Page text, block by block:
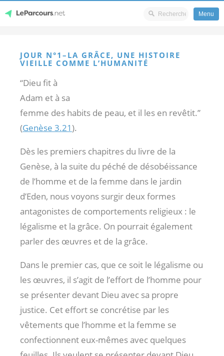
content
Menu
JOUR N°1–LA GRÂCE, UNE HISTOIRE
VIEILLE COMME L’HUMANITÉ
“Dieu fit à
Adam et à sa
femme des habits de peau, et il les en revêtit.”
(Genèse 3.21).
Dès les premiers chapitres du livre de la
Genèse, à la suite du péché de désobéissance
de l’homme et de la femme dans le jardin
d’Eden, nous voyons surgir deux formes
antagonistes de comportements religieux : le
légalisme et la grâce. On pourrait également
parler des œuvres et de la grâce.
Dans le premier cas, que ce soit le légalisme ou
les œuvres, il s’agit de l’effort de l’homme pour
se présenter devant Dieu avec sa propre
justice. Cet effort se concrétise par les
vêtements que l’homme et la femme se
confectionnent eux-mêmes avec quelques